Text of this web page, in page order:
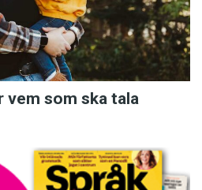
vem som ska tala